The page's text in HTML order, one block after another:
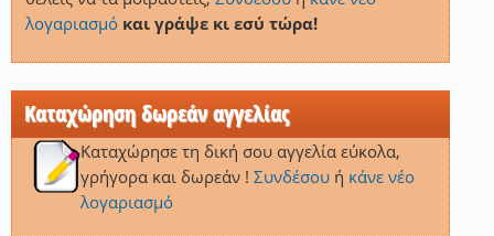
λογαριασμό και γράψε κι εσύ τώρα!
Καταχώρηση δωρεάν αγγελίας
Καταχώρησε τη δική σου αγγελία εύκολα,
γρήγορα και δωρεάν ! Συνδέσουή κάνε νέο
λογαριασμό